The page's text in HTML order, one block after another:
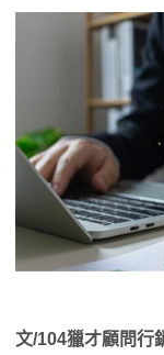
文/104獵才顧問行